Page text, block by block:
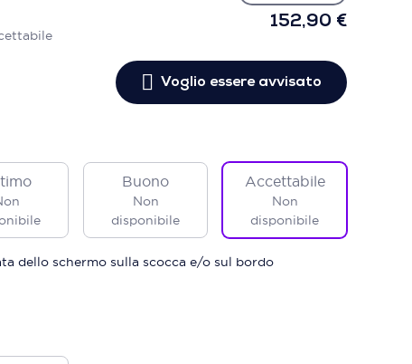
152,90 €
Voglio essere avvisato
Buono
Non
disponibile
Accettabile
Non
disponibile
dello schermo sulla scocca e/o sul bordo